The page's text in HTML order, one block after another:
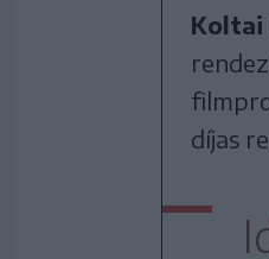
Koltai
díjas